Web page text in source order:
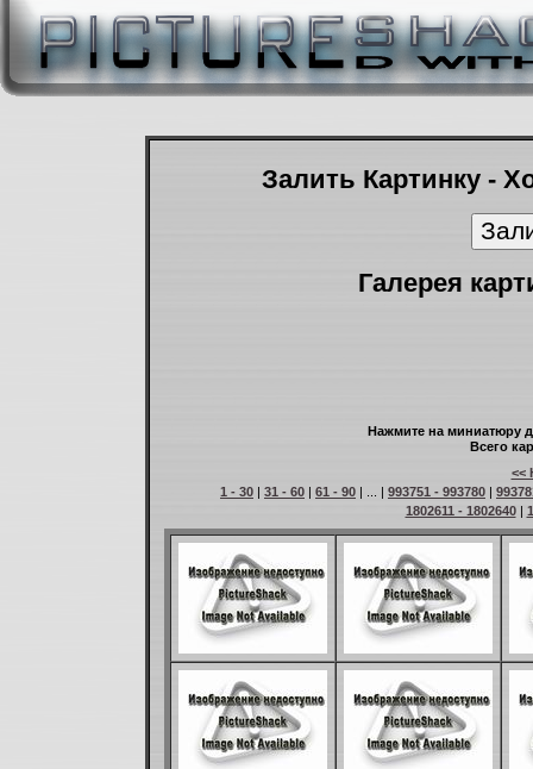
Залить Картинку -
Галерея
Нажмите на миниатюру
Всего
<<
1 - 30 | 31 - 60 | 61 - 90 | ... | 993751 - 993780 |
1802611 - 1802640|